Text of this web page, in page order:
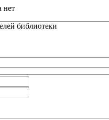
нет
библиотеки